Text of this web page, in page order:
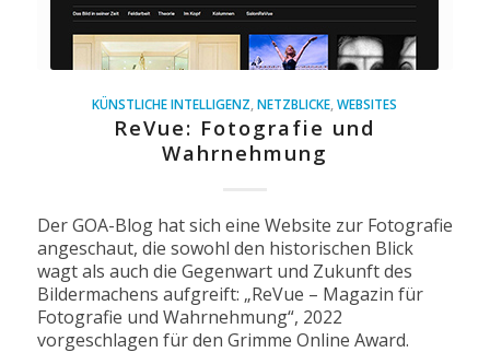
KÜNSTLICHE INTELLIGENZ ,NETZBLICKE ,WEBSITES
ReVue: Fotografie und
Wahrnehmung
Der GOA-Blog hat sich eine Website zur Fotografie
angeschaut, die sowohl den historischen Blick
wagt als auch die Gegenwart und Zukunft des
Bildermachens aufgreift: „ReVue – Magazin für
Fotografie und Wahrnehmung“, 2022
vorgeschlagen für den Grimme Online Award.